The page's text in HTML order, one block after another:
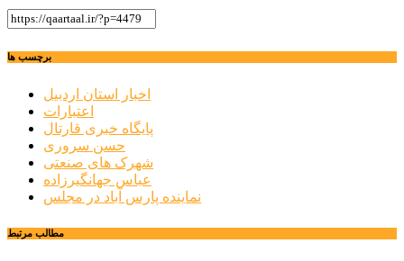
برچسب ها
اخبار استان اردبیل
اعتبارات
پایگاه خبری قارتال
حسن سروری
شهرک های صنعتی
عباس جهانگیرزاده
نماینده پارس آباد در مجلس
مطالب مرتبط